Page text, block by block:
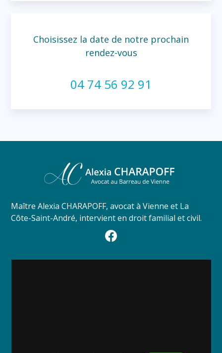
Choisissez la date de notre prochain
rendez-vous
04 74 56 92 91
Maître Alexia CHARAPOFF, avocat à Vienne et La
Côte-Saint-André, intervient en droit familial et civil.